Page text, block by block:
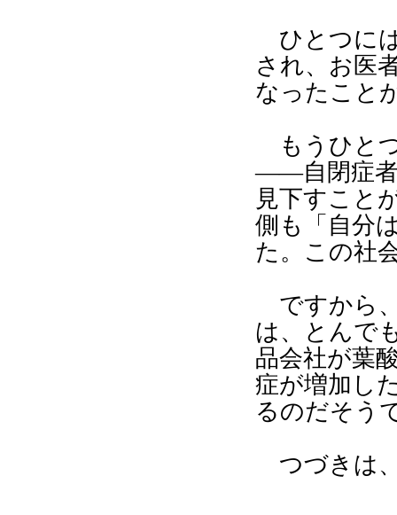
ひとつに
され、お医
なったこと
もうひと
――自閉症者
見下すこと
側も「自分
た。この社
ですから
は、とんで
品会社が葉
症が増加し
るのだそう
つづきは